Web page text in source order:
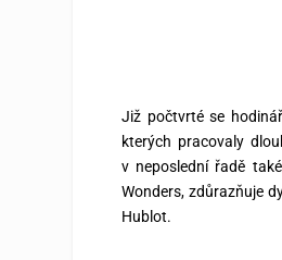
Již počtvrté se
kterých pracovaly
v neposlední řadě
Wonders, zdůrazňuje
Hublot.